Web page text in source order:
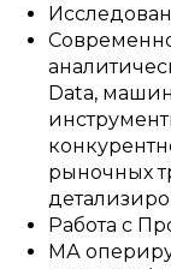
Data,
рыночных
Работа с
МА